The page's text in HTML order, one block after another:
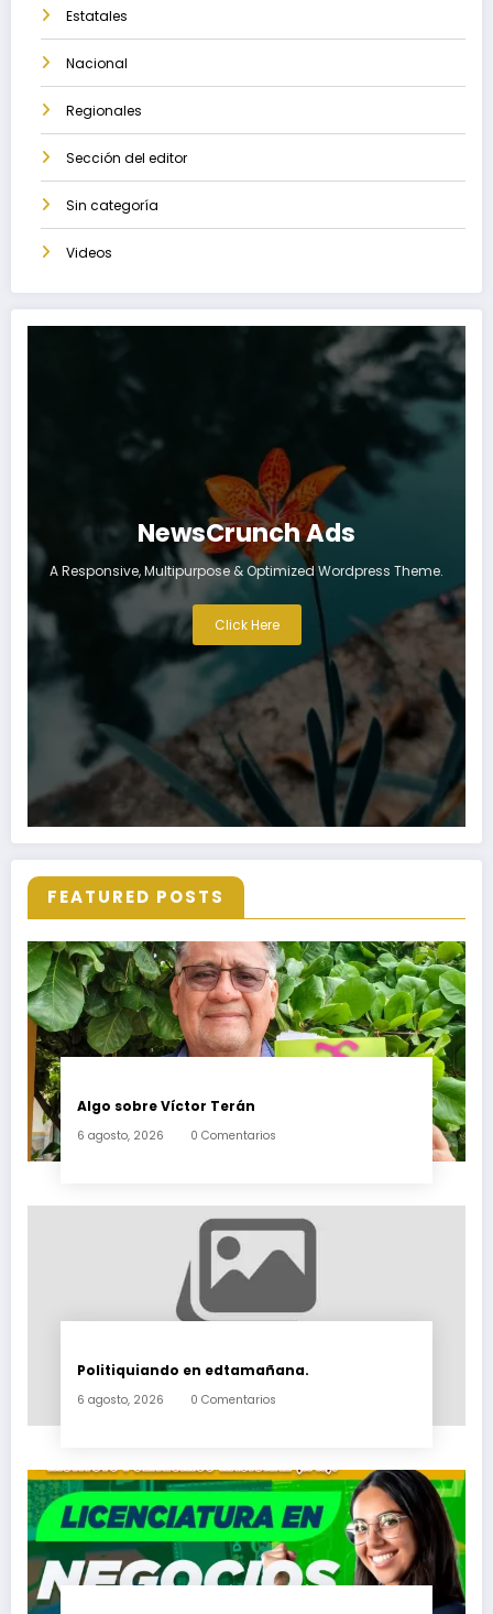
Estatales
Nacional
Regionales
Sección del editor
Sin categoría
Videos
NewsCrunch Ads
A Responsive, Multipurpose & Optimized Wordpress Theme.
Click Here
FEATURED POSTS
Algo sobre Víctor Terán
6 agosto, 2026 0 Comentarios
Politiquiando en edtamañana.
6 agosto, 2026 0 Comentarios